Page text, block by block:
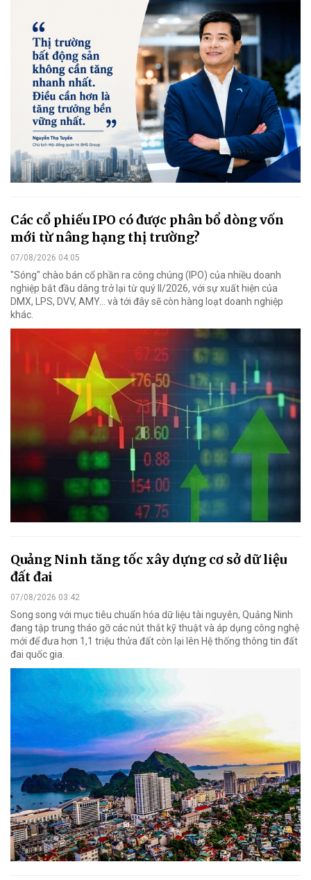
Các cổ phiếu IPO có được phân bổ dòng vốn
mới từ nâng hạng thị trường?
07/08/2026 04:05
"Sóng" chào bán cổ phần ra công chúng (IPO) của nhiều doanh
nghiệp bắt đầu dâng trở lại từ quý II/2026, với sự xuất hiện của
DMX, LPS, DVV, AMY... và tới đây sẽ còn hàng loạt doanh nghiệp
khác.
Quảng Ninh tăng tốc xây dựng cơ sở dữ liệu
đất đai
07/08/2026 03:42
Song song với mục tiêu chuẩn hóa dữ liệu tài nguyên, Quảng Ninh
đang tập trung tháo gỡ các nút thắt kỹ thuật và áp dụng công nghệ
mới để đưa hơn 1,1 triệu thửa đất còn lại lên Hệ thống thông tin đất
đai quốc gia.